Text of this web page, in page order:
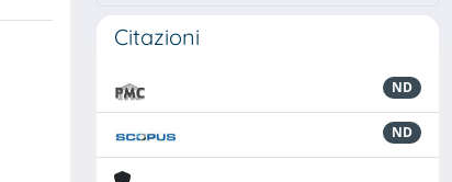
Citazioni
ND
ND